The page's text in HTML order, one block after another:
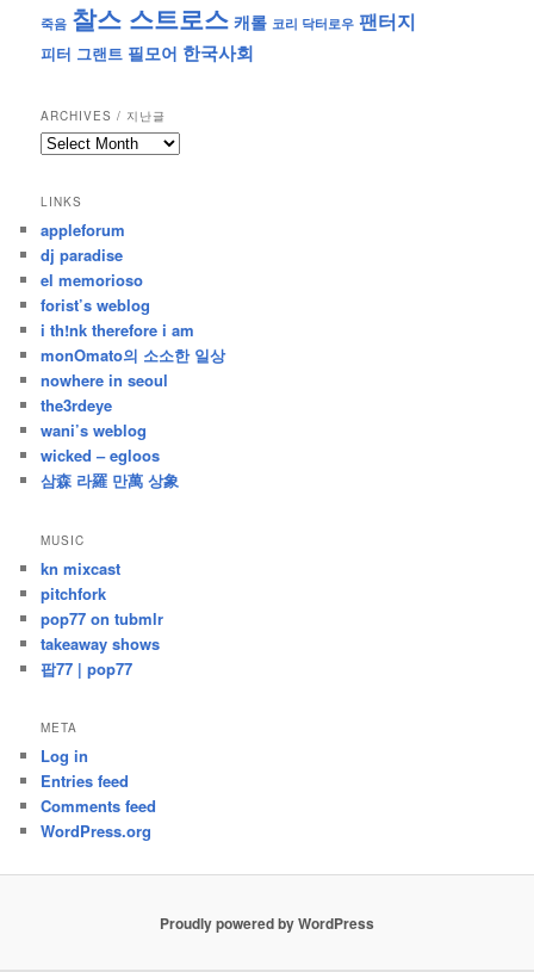
죽음 찰스 스트로스 캐롤 코리 닥터로우 팬터지
피터 그랜트 필모어 한국사회
ARCHIVES / 지난글
archives
난
글
LINKS
appleforum
dj paradise
el memorioso
forist’s weblog
i th!nk therefore i am
monOmato의 소소한 일상
nowhere in seoul
the3rdeye
wani’s weblog
wicked – egloos
삼森 라羅 만萬 상象
MUSIC
kn mixcast
pitchfork
pop77 on tubmlr
takeaway shows
팝77 | pop77
META
Log in
Entries feed
Comments feed
WordPress.org
Proudly powered by WordPress